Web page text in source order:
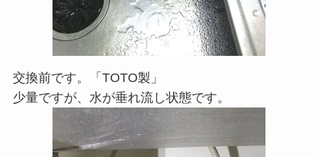
交換前です。「TOTO製」
少量ですが、水が垂れ流し状態です。